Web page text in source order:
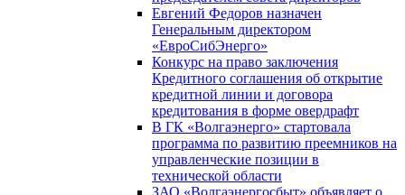
Евгений Федоров назначен
Генеральным директором
«ЕвроСибЭнерго»
Конкурс на право заключения
Кредитного соглашения об открытие
кредитной линии и договора
кредитования в форме овердрафт
В ГК «Волгаэнерго» стартовала
программа по развитию преемников на
управленческие позиции в
технической области